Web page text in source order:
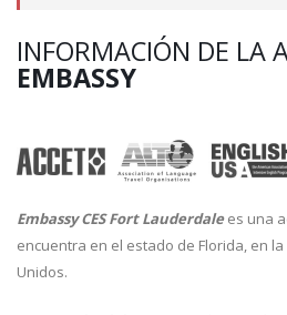
INFORMACIÓN DE LA
EMBASSY
Embassy CES Fort Lauderdalees una
encuentra en el estado de Florida, en
Unidos.